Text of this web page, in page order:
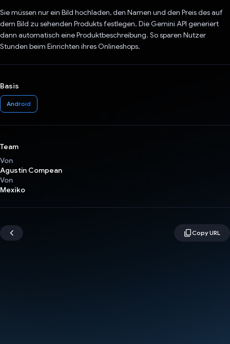
Sie müssen nur ein Bild hochladen, den Namen und den Preis des auf
dem Bild zu sehenden Produkts festlegen. Die Gemini API generiert
dann automatisch eine Produktbeschreibung. So sparen Nutzer
Stunden beim Einrichten ihres Onlineshops.
Basis
Android
Team
Von
Agustín Compean
Von
Mexiko